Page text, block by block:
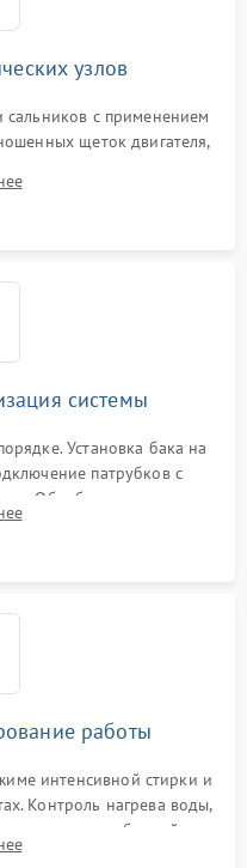
узлов
с применением
щеток двигателя,
манжеты.
системы
Установка бака на
патрубков с
Обработка стыков
протечек воды.
работы
интенсивной стирки и
Контроль нагрева воды,
излишних вибраций,
под корпусом.